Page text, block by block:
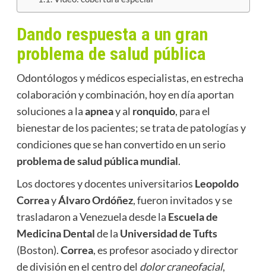
Dando respuesta a un gran
problema de salud pública
Odontólogos y médicos especialistas, en estrecha
colaboración y combinación, hoy en día aportan
soluciones a laapneay al ronquido, para el
bienestar de los pacientes; se trata de patologías y
condiciones que se han convertido en un serio
problema de salud pública mundial.
Los doctores y docentes universitarios Leopoldo
CorreayÁlvaro Ordóñez, fueron invitados y se
trasladaron a Venezuela desde la Escuela de
Medicina Dentalde la Universidad de Tufts
(Boston).Correa, es profesor asociado y director
de división en el centro del dolor craneofacial,